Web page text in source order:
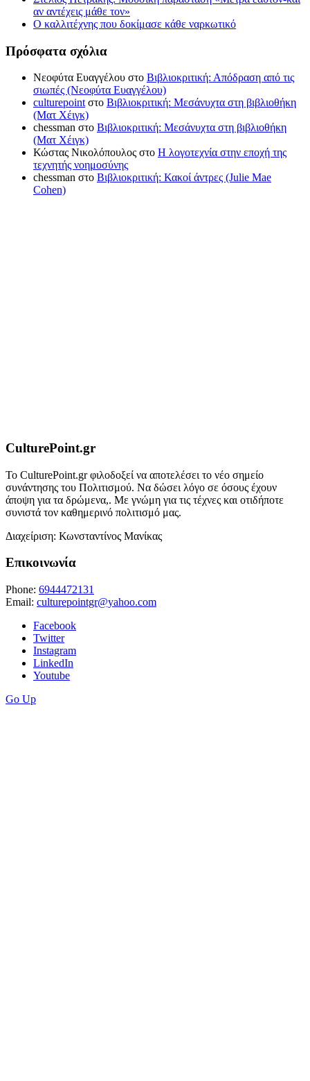
αν αντέχεις μάθε τον»
Ο καλλιτέχνης που δοκίμασε κάθε ναρκωτικό
Πρόσφατα σχόλια
Νεοφύτα Ευαγγέλου στο Βιβλιοκριτική: Απόδραση από τις
σιωπές (Νεοφύτα Ευαγγέλου)
culturepoint στο Βιβλιοκριτική: Μεσάνυχτα στη βιβλιοθήκη
(Ματ Χέιγκ)
chessman στο Βιβλιοκριτική: Μεσάνυχτα στη βιβλιοθήκη
(Ματ Χέιγκ)
Κώστας Νικολόπουλος στο Η λογοτεχνία στην εποχή της
τεχνητής νοημοσύνης
chessman στο Βιβλιοκριτική: Κακοί άντρες (Julie Mae
Cohen)
CulturePoint.gr
Το CulturePoint.gr φιλοδοξεί να αποτελέσει το νέο σημείο
συνάντησης του Πολιτισμού. Να δώσει λόγο σε όσους έχουν
άποψη για τα δρώμενα,. Με γνώμη για τις τέχνες και οτιδήποτε
συνιστά τον καθημερινό πολιτισμό μας.
Διαχείριση: Κωνσταντίνος Μανίκας
Επικοινωνία
Phone: 6944472131
Email: culturepointgr@yahoo.com
Facebook
Twitter
Instagram
LinkedIn
Youtube
Go Up